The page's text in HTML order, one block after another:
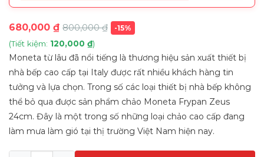
680,000 ₫ 800,000₫ -15%
(Tiết kiệm: 120,000 ₫)
Moneta từ lâu đã nổi tiếng là thương hiệu sản xuất thiết bị
nhà bếp cao cấp tại Italy được rất nhiều khách hàng tin
tưởng và lựa chọn. Trong số các loại thiết bị nhà bếp không
thể bỏ qua được sản phẩm chảo Moneta Frypan Zeus
24cm. Đây là một trong số những loại chảo cao cấp đang
làm mưa làm gió tại thị trường Việt Nam hiện nay.